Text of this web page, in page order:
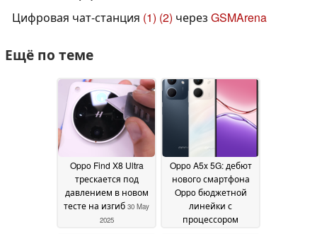
Цифровая чат-станция (1) (2) через GSMArena
Ещё по теме
Oppo Find X8 Ultra
трескается под
давлением в новом
тесте на изгиб 30 May
2025
Oppo A5x 5G: дебют
нового смартфона
Oppo бюджетной
линейки с
процессором